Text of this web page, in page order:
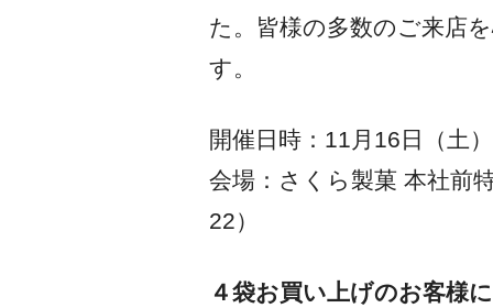
た。皆様の多数のご来店
す。
開催日時：11月16日（土
会場：さくら製菓 本社前
22）
４袋お買い上げのお客様